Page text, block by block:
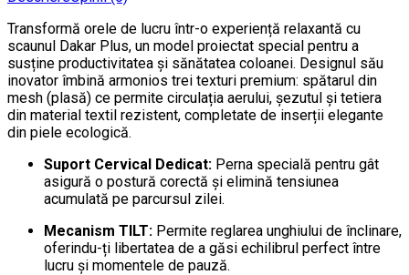
Transformă orele de lucru într-o experiență relaxantă cu
scaunul Dakar Plus, un model proiectat special pentru a
susține productivitatea și sănătatea coloanei. Designul său
inovator îmbină armonios trei texturi premium: spătarul din
mesh (plasă) ce permite circulația aerului, șezutul și tetiera
din material textil rezistent, completate de inserții elegante
din piele ecologică.
Suport Cervical Dedicat: Perna specială pentru gât
asigură o postură corectă și elimină tensiunea
acumulată pe parcursul zilei.
Mecanism TILT: Permite reglarea unghiului de înclinare,
oferindu-ți libertatea de a găsi echilibrul perfect între
lucru și momentele de pauză.